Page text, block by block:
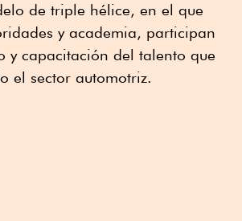
de triple hélice, en el que
y academia, participan
y capacitación del talento que
el sector automotriz.